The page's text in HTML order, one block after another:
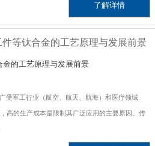
了解详情
金的工艺原理与发展前景
受军工行业（航空、航天、航海）和医疗领域
高的生产成本是限制其广泛应用的主要原因。传